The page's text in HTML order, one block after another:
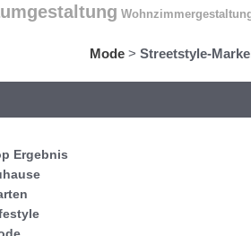
Mode> Streetstyle-
Ergebnis